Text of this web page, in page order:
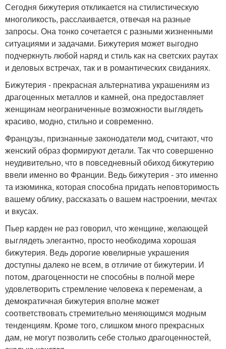
Сегодня бижутерия откликается на стилистическую
многоликость, расслаивается, отвечая на разные
запросы. Она тонко сочетается с разными жизненными
ситуациями и задачами. Бижутерия может выгодно
подчеркнуть любой наряд и стиль как на светских раутах
и деловых встречах, так и в романтических свиданиях.
Бижутерия - прекрасная альтернатива украшениям из
драгоценных металлов и камней, она предоставляет
женщинам неограниченные возможности выглядеть
красиво, модно, стильно и современно.
Французы, признанные законодатели мод, считают, что
женский образ формируют детали. Так что совершенно
неудивительно, что в повседневный обиход бижутерию
ввели именно во Франции. Ведь бижутерия - это именно
та изюминка, которая способна придать неповторимость
вашему облику, рассказать о вашем настроении, мечтах
и вкусах.
Пьер карден не раз говорил, что женщине, желающей
выглядеть элегантно, просто необходима хорошая
бижутерия. Ведь дорогие ювелирные украшения
доступны далеко не всем, в отличие от бижутерии. И
потом, драгоценности не способны в полной мере
удовлетворить стремление человека к переменам, а
демократичная бижутерия вполне может
соответствовать стремительно меняющимся модным
тенденциям. Кроме того, слишком много прекрасных
дам, не могут позволить себе столько драгоценностей,